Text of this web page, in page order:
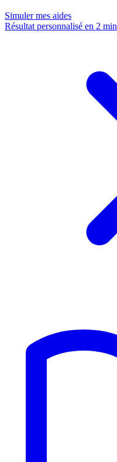
Simuler mes aides
Résultat personnalisé en 2 min